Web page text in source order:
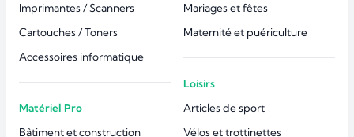
Imprimantes / Scanners
Cartouches / Toners
Accessoires informatique
Matériel Pro
Bâtiment et construction
Mariages et fêtes
Maternité et puériculture
Loisirs
Articles de sport
Vélos et trottinettes